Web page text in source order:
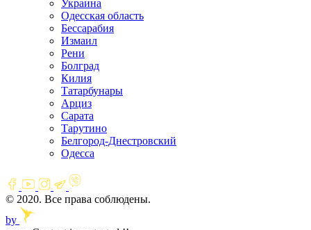
Украина
Одесская область
Бессарабия
Измаил
Рени
Болград
Килия
Татарбунары
Арциз
Сарата
Тарутино
Белгород-Днестровский
Одесса
© 2020. Все права соблюдены.
by